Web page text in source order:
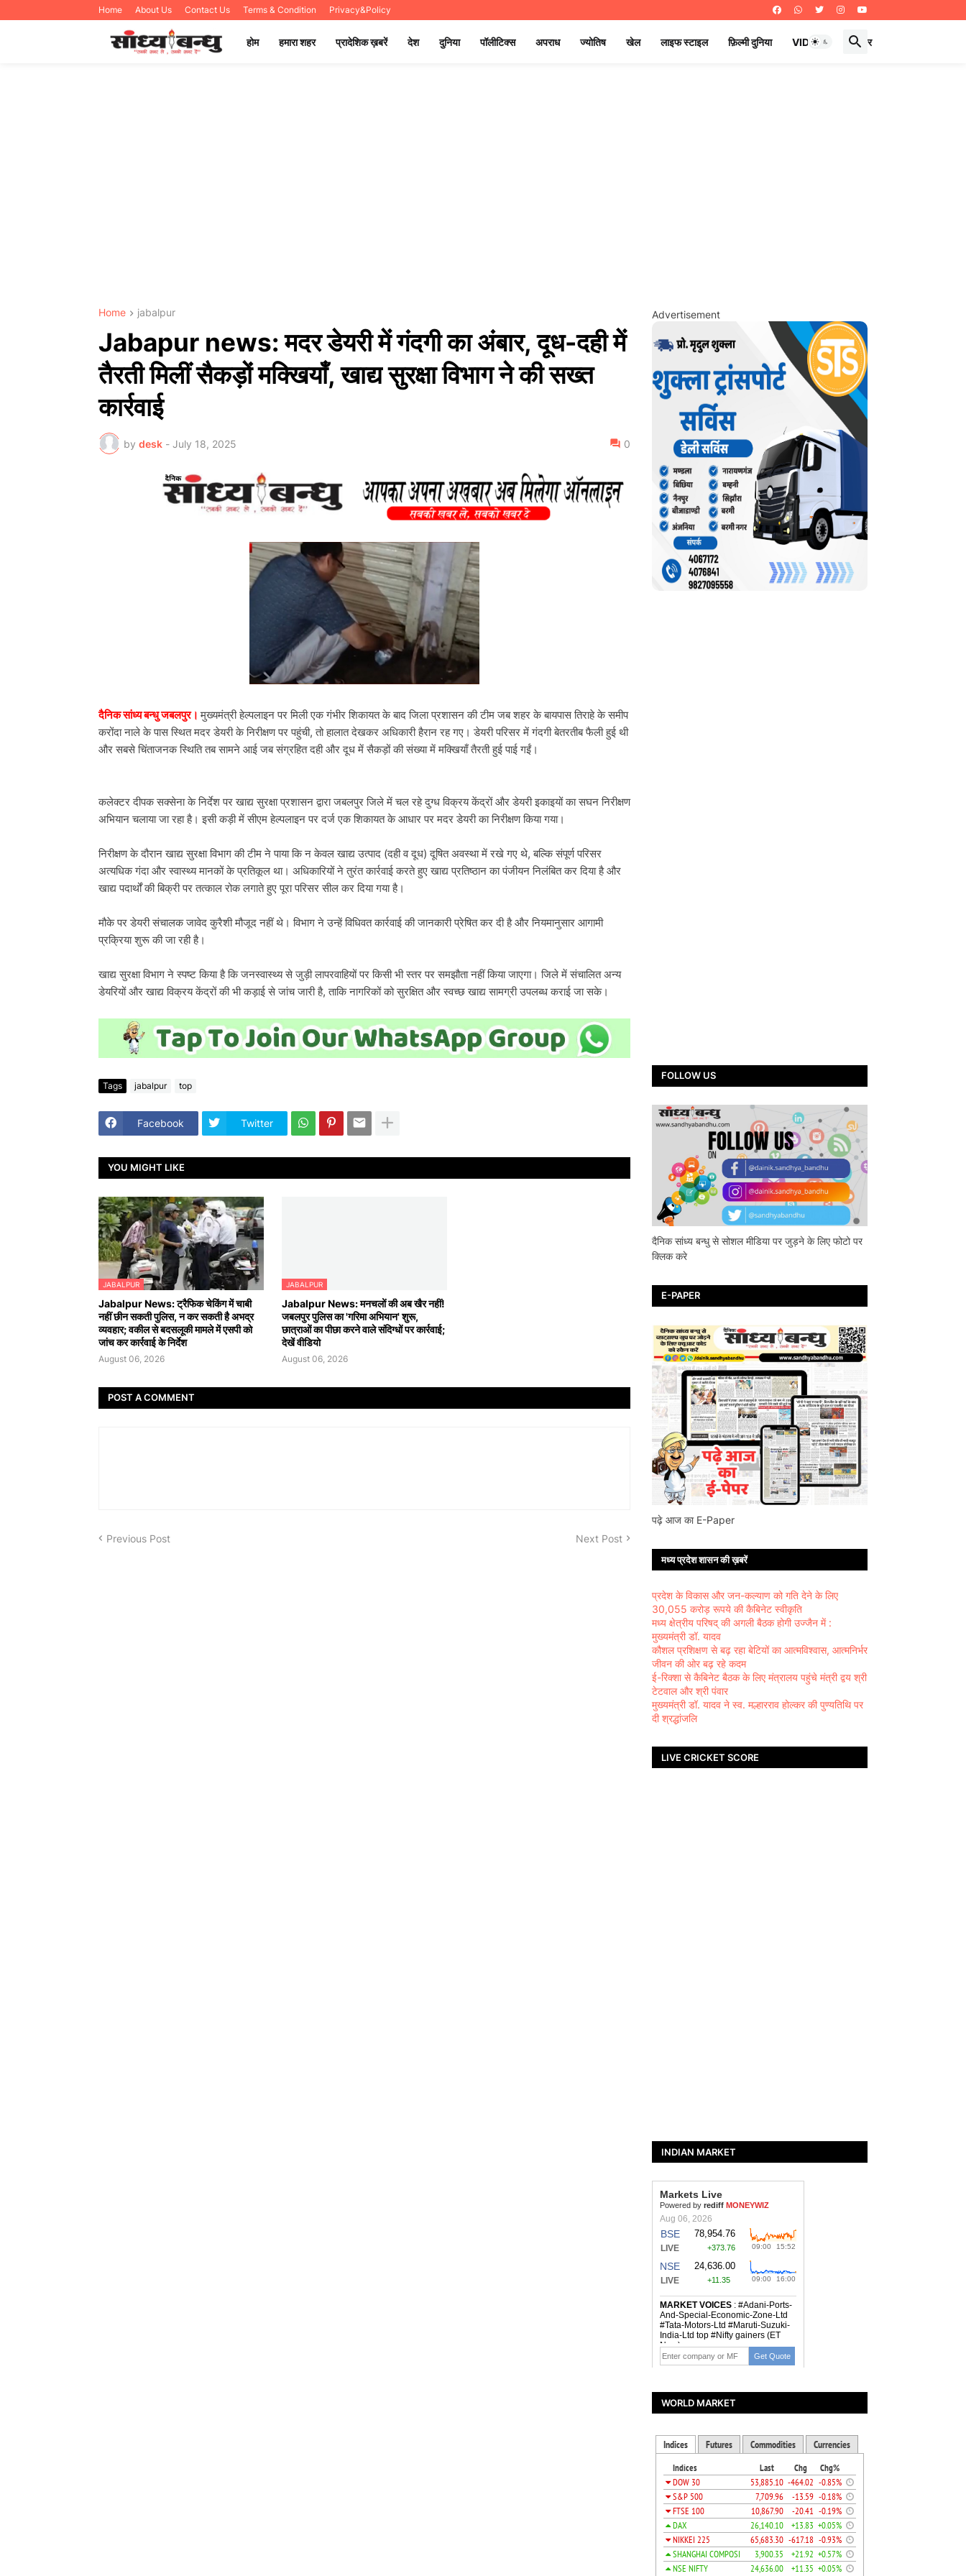
Home About Us Contact Us Terms & Condition Privacy&Policy
होम हमारा शहर प्रादेशिक ख़बरें देश दुनिया पॉलीटिक्स अपराध ज्योतिष खेल लाइफ स्टाइल फ़िल्मी दुनिया VIDEOS ई पेपर
Home jabalpur
Jabapur news: मदर डेयरी में गंदगी का अंबार, दूध-दही में
तैरती मिलीं सैकड़ों मक्खियाँ, खाद्य सुरक्षा विभाग ने की सख्त
कार्रवाई
by desk - July 18, 2025 0
दैनिक सांध्य बन्धु जबलपुर।मुख्यमंत्री हेल्पलाइन पर मिली एक गंभीर शिकायत के बाद जिला प्रशासन की टीम जब शहर के बायपास तिराहे के समीप
करोंदा नाले के पास स्थित मदर डेयरी के निरीक्षण पर पहुंची, तो हालात देखकर अधिकारी हैरान रह गए। डेयरी परिसर में गंदगी बेतरतीब फैली हुई थी
और सबसे चिंताजनक स्थिति तब सामने आई जब संग्रहित दही और दूध में सैकड़ों की संख्या में मक्खियाँ तैरती हुई पाई गईं।
कलेक्टर दीपक सक्सेना के निर्देश पर खाद्य सुरक्षा प्रशासन द्वारा जबलपुर जिले में चल रहे दुग्ध विक्रय केंद्रों और डेयरी इकाइयों का सघन निरीक्षण
अभियान चलाया जा रहा है। इसी कड़ी में सीएम हेल्पलाइन पर दर्ज एक शिकायत के आधार पर मदर डेयरी का निरीक्षण किया गया।
निरीक्षण के दौरान खाद्य सुरक्षा विभाग की टीम ने पाया कि न केवल खाद्य उत्पाद (दही व दूध) दूषित अवस्था में रखे गए थे, बल्कि संपूर्ण परिसर
अत्यधिक गंदा और स्वास्थ्य मानकों के प्रतिकूल था। अधिकारियों ने तुरंत कार्रवाई करते हुए खाद्य प्रतिष्ठान का पंजीयन निलंबित कर दिया है और
खाद्य पदार्थों की बिक्री पर तत्काल रोक लगाते हुए पूरा परिसर सील कर दिया गया है।
मौके पर डेयरी संचालक जावेद कुरैशी मौजूद नहीं थे। विभाग ने उन्हें विधिवत कार्रवाई की जानकारी प्रेषित कर दी है और नियमानुसार आगामी
प्रक्रिया शुरू की जा रही है।
खाद्य सुरक्षा विभाग ने स्पष्ट किया है कि जनस्वास्थ्य से जुड़ी लापरवाहियों पर किसी भी स्तर पर समझौता नहीं किया जाएगा। जिले में संचालित अन्य
डेयरियों और खाद्य विक्रय केंद्रों की भी कड़ाई से जांच जारी है, ताकि नागरिकों को सुरक्षित और स्वच्छ खाद्य सामग्री उपलब्ध कराई जा सके।
Tags jabalpur top
Facebook Twitter
YOU MIGHT LIKE
JABALPUR
Jabalpur News: ट्रैफिक चेकिंग में चाबी
नहीं छीन सकती पुलिस, न कर सकती है अभद्र
व्यवहार; वकील से बदसलूकी मामले में एसपी को
जांच कर कार्रवाई के निर्देश
August 06, 2026
JABALPUR
Jabalpur News: मनचलों की अब खैर नहीं!
जबलपुर पुलिस का 'गरिमा अभियान' शुरू,
छात्राओं का पीछा करने वाले संदिग्धों पर कार्रवाई;
देखें वीडियो
August 06, 2026
POST A COMMENT
Previous Post Next Post
Advertisement
FOLLOW US
दैनिक सांध्य बन्धु से सोशल मीडिया पर जुड़ने के लिए फोटो पर
क्लिक करे
E-PAPER
पढ़े आज का E-Paper
मध्य प्रदेश शासन की ख़बरें
प्रदेश के विकास और जन-कल्याण को गति देने के लिए
30,055 करोड़ रूपये की कैबिनेट स्वीकृति
मध्य क्षेत्रीय परिषद् की अगली बैठक होगी उज्जैन में :
मुख्यमंत्री डॉ. यादव
कौशल प्रशिक्षण से बढ़ रहा बेटियों का आत्मविश्वास, आत्मनिर्भर
जीवन की ओर बढ़ रहे कदम
ई-रिक्शा से कैबिनेट बैठक के लिए मंत्रालय पहुंचे मंत्री द्वय श्री
टेटवाल और श्री पंवार
मुख्यमंत्री डॉ. यादव ने स्व. मल्हारराव होल्कर की पुण्यतिथि पर
दी श्रद्धांजलि
LIVE CRICKET SCORE
INDIAN MARKET
WORLD MARKET